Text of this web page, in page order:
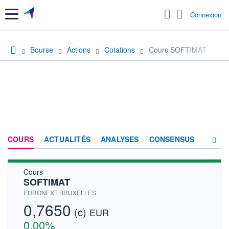
Menu Connexion
Bourse Actions Cotations Cours SOFTIMAT
COURS ACTUALITÉS ANALYSES CONSENSUS
Cours
SOFTIMAT
EURONEXT BRUXELLES
0,7650 (c) EUR
0,00%